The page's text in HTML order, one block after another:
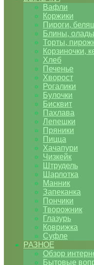
Вафли
Коржики
Пироги,
Блины,
Торты,
Корзиночки,
Хлеб
Печенье
Хворост
Рогалики
Булочки
Бисквит
Пахлава
Лепешки
Пряники
Пицца
Хачапури
Чизкейк
Штрудель
Шарлотка
Манник
Запеканка
Пончики
Творожник
Глазурь
Коврижка
Суфле
РАЗНОЕ
Обзор
Бытовые